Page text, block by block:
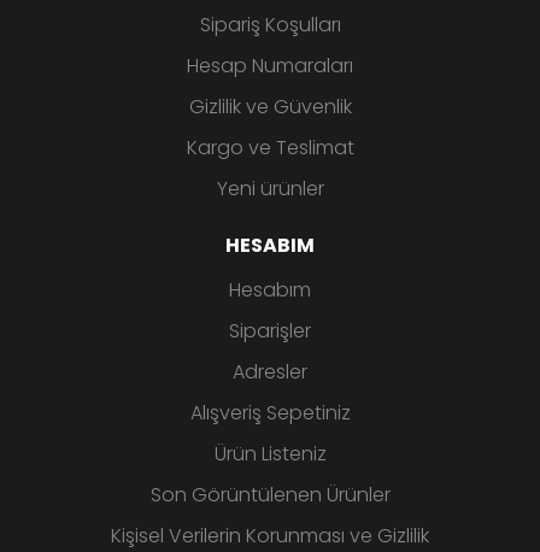
Sipariş Koşulları
Hesap Numaraları
Gizlilik ve Güvenlik
Kargo ve Teslimat
Yeni ürünler
HESABIM
Hesabım
Siparişler
Adresler
Alışveriş Sepetiniz
Ürün Listeniz
Son Görüntülenen Ürünler
Kişisel Verilerin Korunması ve Gizlilik